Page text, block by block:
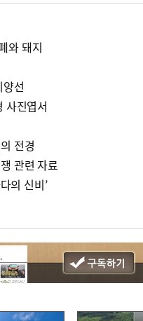
와 돼지
선
사진엽서
전경
관련 자료
의 신비’